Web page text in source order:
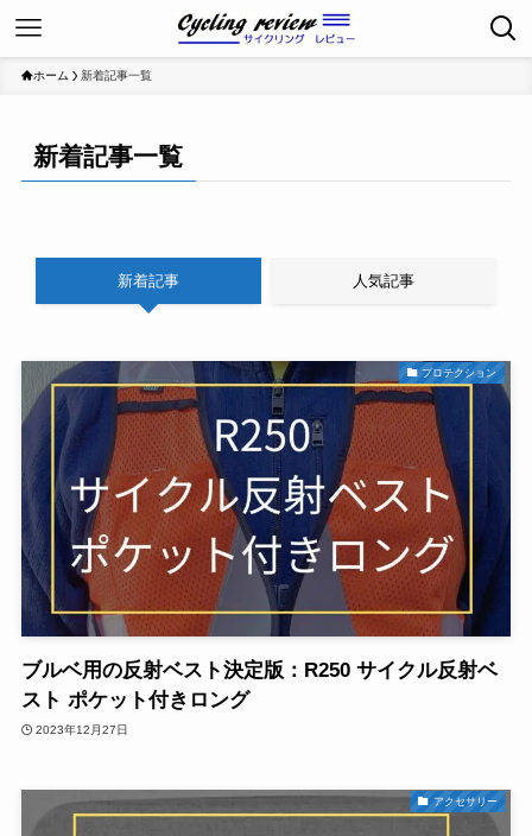
ホーム 新着記事一覧
新着記事一覧
新着記事 人気記事
プロテクション
ブルベ用の反射ベスト決定版：R250 サイクル反射ベ
スト ポケット付きロング
2023年12月27日
アクセサリー